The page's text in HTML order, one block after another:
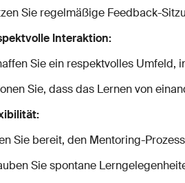
Sie regelmäßige Feedback-
Interaktion:
Sie ein respektvolles Umfeld,
Sie, dass das Lernen von
Sie bereit, den Mentoring-
Sie spontane